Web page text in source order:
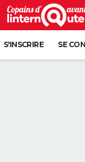
S'INSCRIRE SE